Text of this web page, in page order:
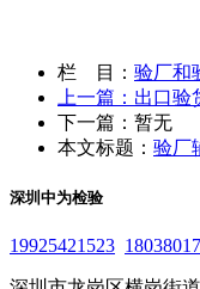
栏 目： 验厂和
上一篇：出口验
下一篇：暂无
本文标题： 验厂
深圳中为检验
19925421523